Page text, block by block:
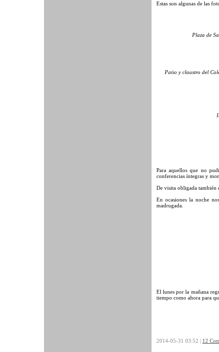
Estas son algunas de las
Plaza de
Patio y claustro del
Para aquellos que no
conferencias íntegras y
De visita obligada también
En ocasiones la noche
madrugada.
El lunes por la mañana
tiempo como ahora para
2014-05-31 03:52 | 12